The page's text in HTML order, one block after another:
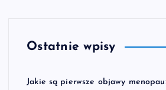
Ostatnie wpisy
Jakie są pierwsze objawy